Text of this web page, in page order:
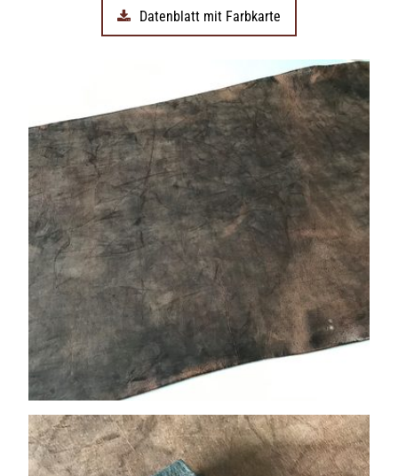
Datenblatt mit Farbkarte